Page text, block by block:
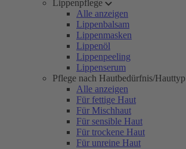
Lippenpflege
Alle anzeigen
Lippenbalsam
Lippenmasken
Lippenöl
Lippenpeeling
Lippenserum
Pflege nach Hautbedürfnis/Hauttyp
Alle anzeigen
Für fettige Haut
Für Mischhaut
Für sensible Haut
Für trockene Haut
Für unreine Haut